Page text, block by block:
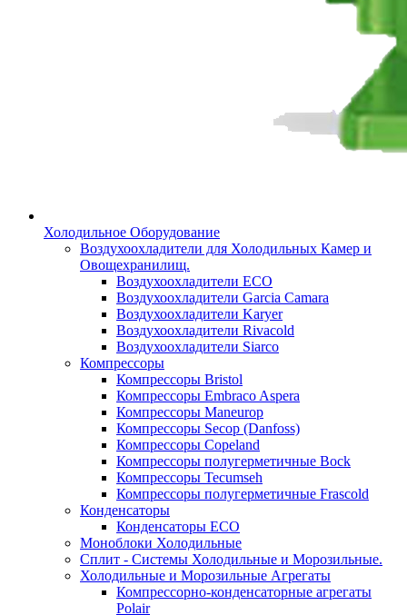
Холодильное Оборудование
Воздухоохладители для Холодильных Камер и
Овощехранилищ.
Воздухоохладители ECO
Воздухоохладители Garcia Camara
Воздухоохладители Karyer
Воздухоохладители Rivacold
Воздухоохладители Siarco
Компрессоры
Компрессоры Bristol
Компрессоры Embraco Aspera
Компрессоры Maneurop
Компрессоры Secop (Danfoss)
Компрессоры Copeland
Компрессоры полугерметичные Bock
Компрессоры Tecumseh
Компрессоры полугерметичные Frascold
Конденсаторы
Конденсаторы ECO
Моноблоки Холодильные
Сплит - Системы Холодильные и Морозильные.
Холодильные и Морозильные Агрегаты
Компрессорно-конденсаторные агрегаты
Polair